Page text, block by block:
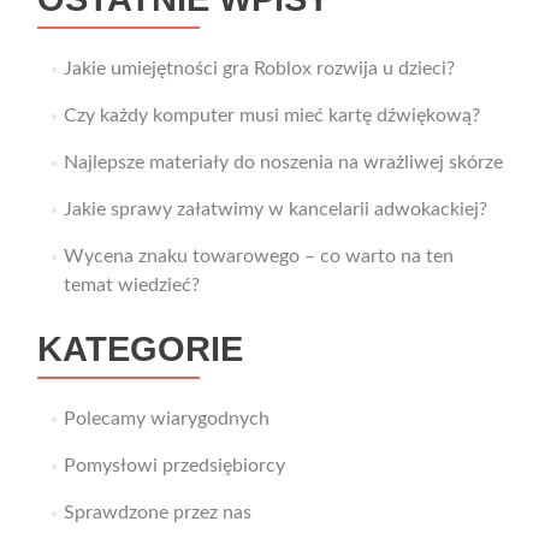
Jakie umiejętności gra Roblox rozwija u dzieci?
Czy każdy komputer musi mieć kartę dźwiękową?
Najlepsze materiały do noszenia na wrażliwej skórze
Jakie sprawy załatwimy w kancelarii adwokackiej?
Wycena znaku towarowego – co warto na ten
temat wiedzieć?
KATEGORIE
Polecamy wiarygodnych
Pomysłowi przedsiębiorcy
Sprawdzone przez nas